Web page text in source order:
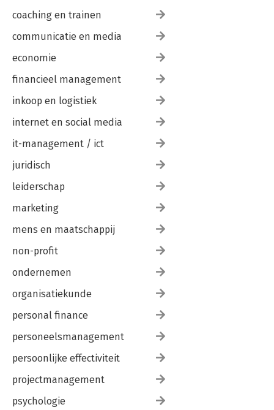
coaching en trainen
communicatie en media
economie
financieel management
inkoop en logistiek
internet en social media
it-management / ict
juridisch
leiderschap
marketing
mens en maatschappij
non-profit
ondernemen
organisatiekunde
personal finance
personeelsmanagement
persoonlijke effectiviteit
projectmanagement
psychologie